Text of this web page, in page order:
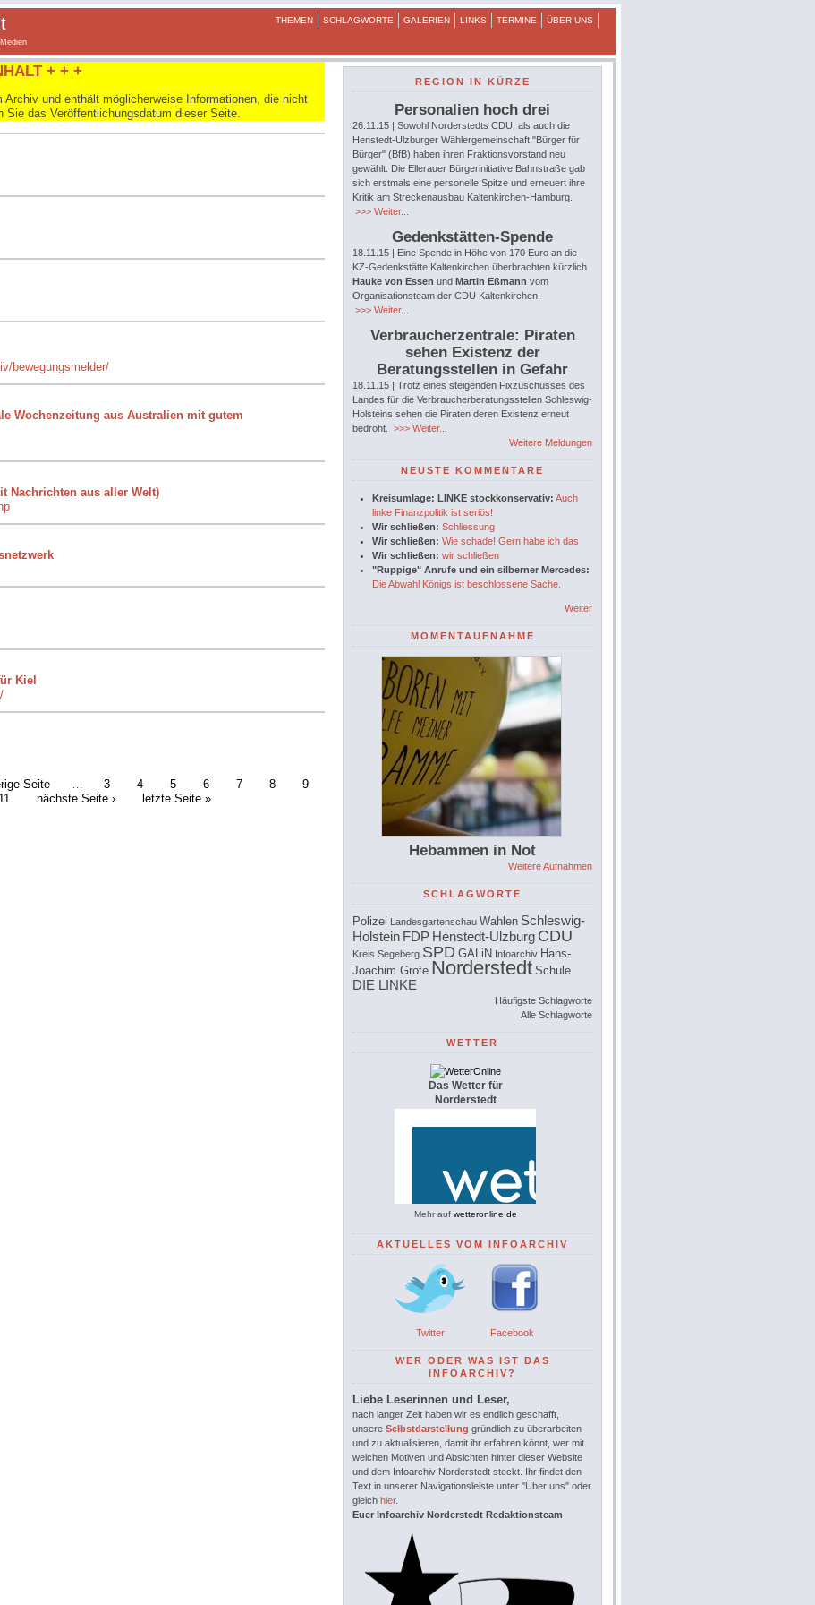
THEMEN SCHLAGWORTE GALERIEN LINKS TERMINE ÜBER UNS
Medien
+ + +
Archiv und enthält möglicherweise Informationen, die nicht
Sie das Veröffentlichungsdatum dieser Seite.
bewegungsmelder/
Wochenzeitung aus Australien mit gutem
Nachrichten aus aller Welt)
Kiel
Seite 3 4 5 6 7 8
9
11 nächste Seite › letzte Seite »
REGION IN KÜRZE
Personalien hoch drei
26.11.15 | Sowohl Norderstedts CDU, als auch die
Henstedt-Ulzburger Wählergemeinschaft "Bürger für
Bürger" (BfB) haben ihren Fraktionsvorstand neu
gewählt. Die Ellerauer Bürgerinitiative Bahnstraße gab
sich erstmals eine personelle Spitze und erneuert ihre
Kritik am Streckenausbau Kaltenkirchen-Hamburg.
>>> Weiter...
Gedenkstätten-Spende
18.11.15 | Eine Spende in Höhe von 170 Euro an die
KZ-Gedenkstätte Kaltenkirchen überbrachten kürzlich
Hauke von Essen und Martin Eßmann vom
Organisationsteam der CDU Kaltenkirchen.
>>> Weiter...
Verbraucherzentrale: Piraten
sehen Existenz der
Beratungsstellen in Gefahr
18.11.15 | Trotz eines steigenden Fixzuschusses des
Landes für die Verbraucherberatungsstellen Schleswig-
Holsteins sehen die Piraten deren Existenz erneut
bedroht.
>>> Weiter...
Weitere Meldungen
NEUSTE KOMMENTARE
Kreisumlage: LINKE stockkonservativ: Auch
linke Finanzpolitik ist seriös!
Wir schließen: Schliessung
Wir schließen: Wie schade! Gern habe ich das
Wir schließen: wir schließen
"Ruppige" Anrufe und ein silberner Mercedes:
Die Abwahl Königs ist beschlossene Sache.
Weiter
MOMENTAUFNAHME
Hebammen in Not
Weitere Aufnahmen
SCHLAGWORTE
Polizei Landesgartenschau Wahlen Schleswig-
Holstein FDP Henstedt-Ulzburg CDU
Kreis Segeberg SPD GALiN Infoarchiv Hans-
Joachim Grote Norderstedt Schule
DIE LINKE
Häufigste Schlagworte
Alle Schlagworte
WETTER
Das Wetter für
Norderstedt
Mehr auf wetteronline.de
AKTUELLES VOM INFOARCHIV
Twitter Facebook
WER ODER WAS IST DAS
INFOARCHIV?
Liebe Leserinnen und Leser,
nach langer Zeit haben wir es endlich geschafft,
unsere Selbstdarstellung gründlich zu überarbeiten
und zu aktualisieren, damit ihr erfahren könnt, wer mit
welchen Motiven und Absichten hinter dieser Website
und dem Infoarchiv Norderstedt steckt. Ihr findet den
Text in unserer Navigationsleiste unter "Über uns" oder
gleich hier.
Euer Infoarchiv Norderstedt Redaktionsteam